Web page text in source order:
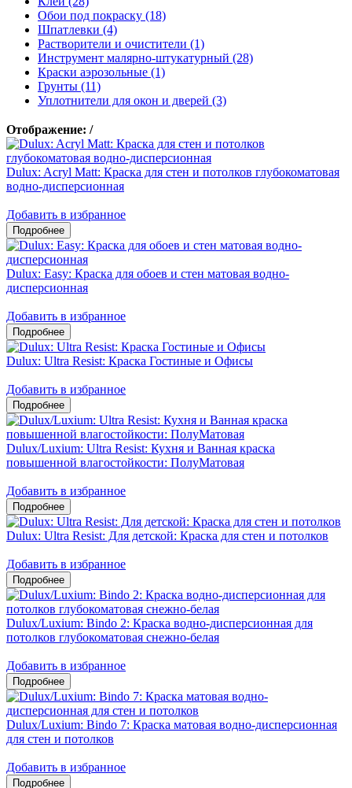
Обои под покраску (18)
Шпатлевки (4)
Растворители и очистители (1)
Инструмент малярно-штукатурный (28)
Краски аэрозольные (1)
Грунты (11)
Уплотнители для окон и дверей (3)
Отображение: /
Dulux: Acryl Matt: Краска для стен и потолков глубокоматовая
водно-дисперсионная
Добавить в избранное
Dulux: Easy: Краска для обоев и стен матовая водно-
дисперсионная
Добавить в избранное
Dulux: Ultra Resist: Краска Гостиные и Офисы
Добавить в избранное
Dulux/Luxium: Ultra Resist: Кухня и Ванная краска
повышенной влагостойкости: ПолуМатовая
Добавить в избранное
Dulux: Ultra Resist: Для детской: Краска для стен и потолков
Добавить в избранное
Dulux/Luxium: Bindo 2: Краска водно-дисперсионная для
потолков глубокоматовая снежно-белая
Добавить в избранное
Dulux/Luxium: Bindo 7: Краска матовая водно-дисперсионная
для стен и потолков
Добавить в избранное